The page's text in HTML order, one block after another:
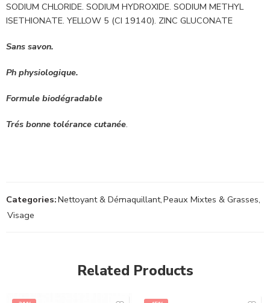
SODIUM CHLORIDE. SODIUM HYDROXIDE. SODIUM METHYL
ISETHIONATE. YELLOW 5 (CI 19140). ZINC GLUCONATE
Sans savon.
Ph physiologique.
Formule biodégradable
Trés bonne tolérance cutanée.
Categories:Nettoyant & Démaquillant,Peaux Mixtes & Grasses,
Visage
Related Products